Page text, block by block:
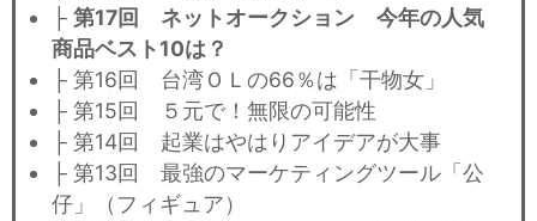
├ 第17回 ネットオークション 今年の人気
商品ベスト10は？
├ 第16回 台湾ＯＬの66％は「干物女」
├ 第15回 ５元で！無限の可能性
├ 第14回 起業はやはりアイデアが大事
├ 第13回 最強のマーケティングツール「公
仔」（フィギュア）